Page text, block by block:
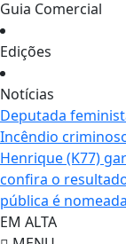
Guia Comercial
Edições
Notícias
Deputada
Incêndio
Henrique (K77)
confira o
pública é nomeada
EM ALTA